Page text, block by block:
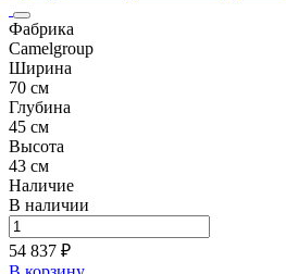
Фабрика
Camelgroup
Ширина
70 см
Глубина
45 см
Высота
43 см
Наличие
В наличии
54 837 ₽